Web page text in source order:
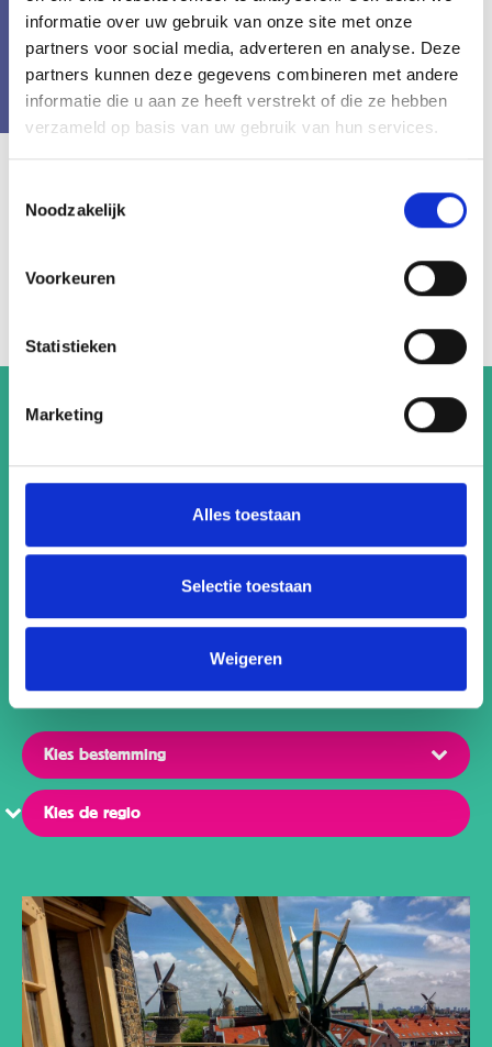
informatie over uw gebruik van onze site met onze
partners voor social media, adverteren en analyse. Deze
partners kunnen deze gegevens combineren met andere
informatie die u aan ze heeft verstrekt of die ze hebben
verzameld op basis van uw gebruik van hun services.
Noodzakelijk
Voorkeuren
Statistieken
Marketing
Alles toestaan
Selectie toestaan
Weigeren
bezienswaardigheden in
Landmarks Museums
Zoos & aquariums
Other